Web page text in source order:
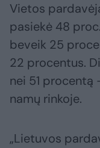
Vietos
pasiekė 48
beveik 25
22 procentus.
nei 51 procentą
namų rinkoje.
„Lietuvos